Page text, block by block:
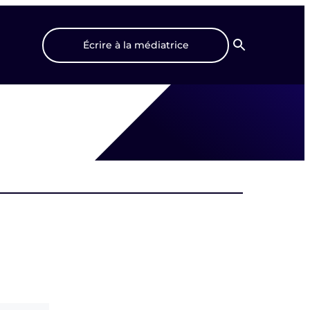
Écrire à la médiatrice
Recherche